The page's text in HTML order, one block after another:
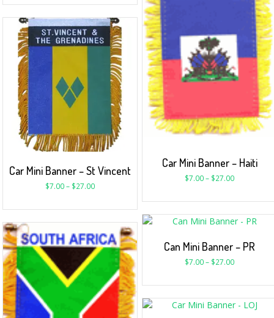
Car Mini Banner – Haiti
$7.00– $27.00
Car Mini Banner – St Vincent
$7.00– $27.00
Can Mini Banner – PR
$7.00– $27.00